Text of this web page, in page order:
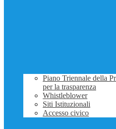
Piano Triennale della
per la trasparenza
Whistleblower
Siti Istituzionali
Accesso civico